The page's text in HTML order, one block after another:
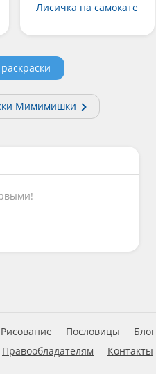
Лисичка на самокате
Мимимишки
Рисование Пословицы Блог
Правообладателям Контакты